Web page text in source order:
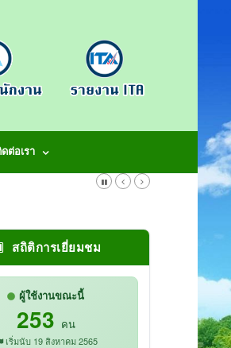
ดต่อเรา
สถิติการเยี่ยมชม
ผู้ใช้งานขณะนี้
253 คน
เริ่มนับ 19 สิงหาคม 2565